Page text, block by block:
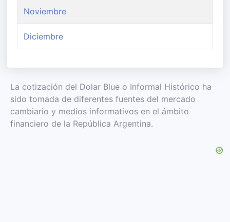
Noviembre
Diciembre
La cotización del Dolar Blue o Informal Histórico ha
sido tomada de diferentes fuentes del mercado
cambiario y medios informativos en el ámbito
financiero de la República Argentina.